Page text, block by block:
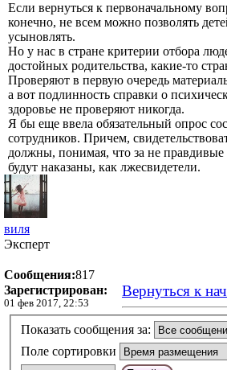
Если вернуться к первоначальному
конечно, не всем можно позволять
усыновлять.
Но у нас в стране критерии отбора
достойных родительства, какие-то
Проверяют в первую очередь
а вот подлинность справки о
здоровье не проверяют никогда.
Я бы еще ввела обязательный опрос
сотрудников. Причем,
должны, понимая, что за не правдивые
будут наказаны, как лжесвидетели.
виля
Эксперт
Сообщения:817
Зарегистрирован:
01 фев 2017, 22:53
Вернуться к
Показать сообщения за:
Поле сортировки